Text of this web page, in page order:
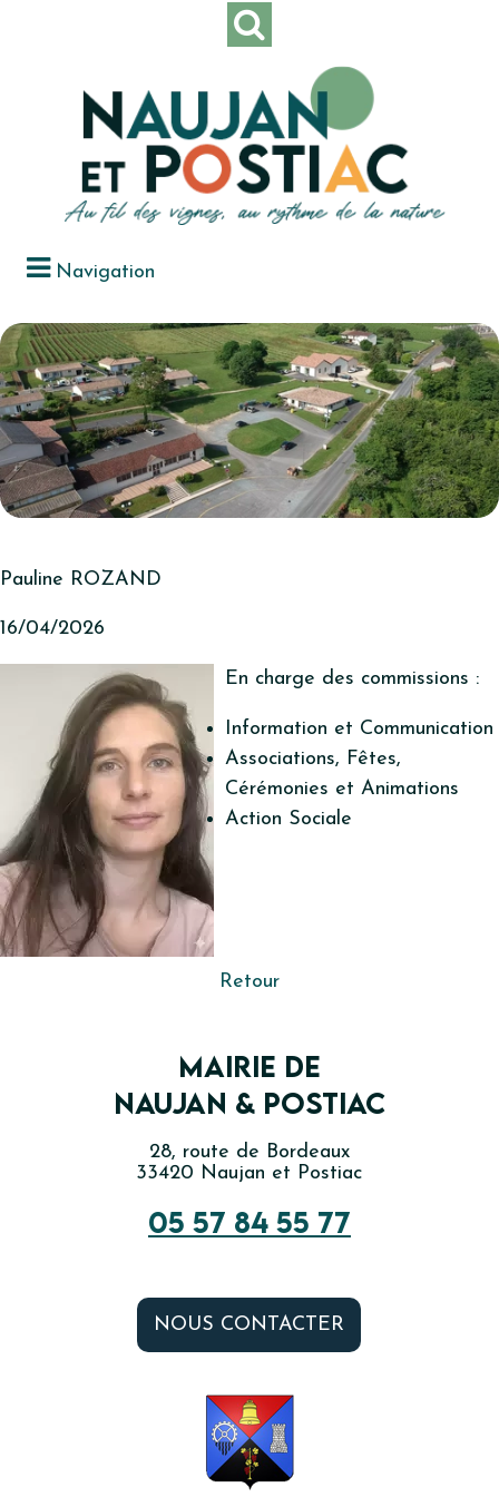
Navigation
Pauline ROZAND
16/04/2026
En charge des commissions :
Information et Communication
Associations, Fêtes,
Cérémonies et Animations
Action Sociale
Retour
Mairie de
Naujan & Postiac
28, route de Bordeaux
33420 Naujan et Postiac
05 57 84 55 77
NOUS CONTACTER